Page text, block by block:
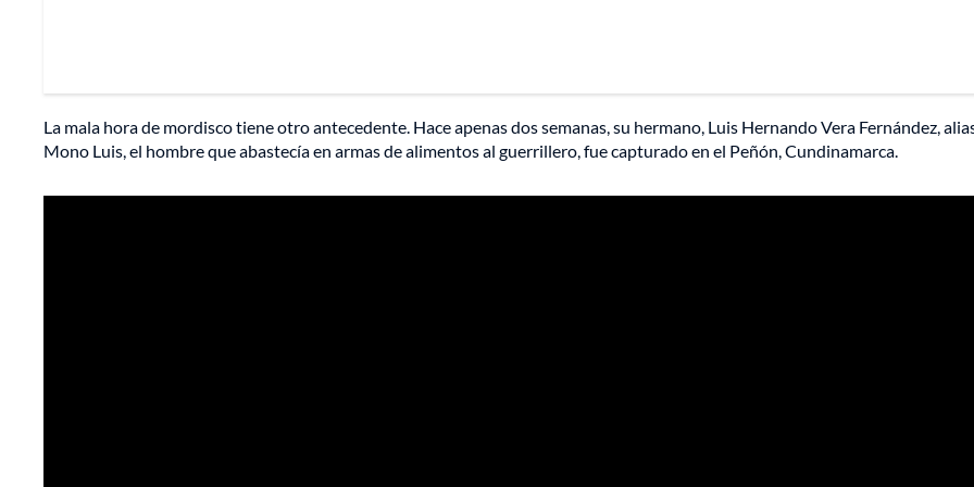
La mala hora de mordisco tiene otro antecedente. Hace apenas dos semanas, su hermano, Luis Hernando Vera Fernández,
Mono Luis, el hombre que abastecía en armas de alimentos al guerrillero, fue capturado en el Peñón, Cundinamarca.